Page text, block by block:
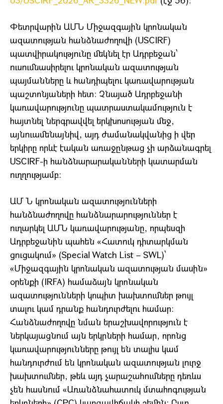
Փետրվարին ԱՄՆ Միջազգային կրոնական
ազատության հանձնաժողովի (USCIRF)
պատվիրակությունը մեկնել էր Ադրբեջան՝
ուսումնասիրելու կրոնական ազատության
պայմանները և հանդիպելու կառավարության
պաշտոնյաների հետ։ Չնայած Ադրբեջանի
կառավարությունը պատրաստակամություն է
հայտնել ներգրավվել երկխոսության մեջ,
այնուամենայնիվ, այդ ժամանակվանից ի վեր
երկիրը որևէ էական առաջընթաց չի արձանագրել
USCIRF-ի հանձնարարականների կատարման
ուղղությամբ։
ԱՄ Ն կրոնական ազատությունների
հանձնաժողովը հանձնարարություններ է
ուղարկել ԱՄՆ կառավարությանը, որպեսզի
Ադրբեջանին պահեն «Հատուկ դիտարկման
ցուցակում» (Special Watch List – SWL)՝
«Միջազգային կրոնական ազատության մասին»
օրենքի (IRFA) համաձայն կրոնական
ազատությունների կոպիտ խախտումներ թույլ
տալու կամ դրանք հանդուրժելու համար։
Հանձնաժողովը նման երաշխավորություն է
ներկայացնում այն երկրների համար, որոնց
կառավարությունները թույլ են տալիս կամ
հանդուրժում են կրոնական ազատության լուրջ
խախտումներ, թեև այդ չարաշահումները դեռևս
չեն հասնում «Առանձնահատուկ մտահոգության